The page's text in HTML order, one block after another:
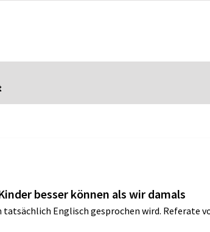
besser können als wir damals
Englisch gesprochen wird. Referate